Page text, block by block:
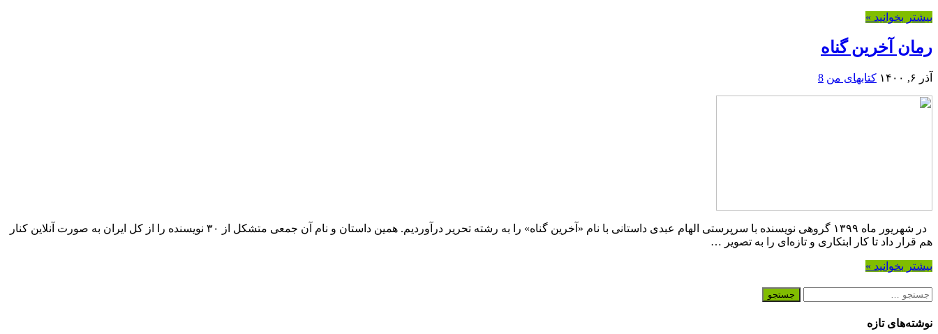
بیشتر بخوانید »
رمان آخرین گناه
آذر ۶, ۱۴۰۰ کتابهای من 8
در شهریور ماه ۱۳۹۹ گروهی نویسنده با سرپرستی الهام عبدی داستانی با نام «آخرین گناه» را به رشته تحریر درآوردیم. همین داستان و نام آن جمعی متشکل از ۳۰ نویسنده را از کل ایران به صورت آنلاین کنار
هم قرار داد تا کار ابتکاری و تازه‌ای را به تصویر …
بیشتر بخوانید »
جستجو
نوشته‌های تازه